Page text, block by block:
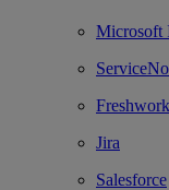
Microsoft
Jira
Salesforce